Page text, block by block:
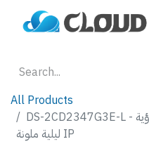
All Products
DS-2CD2347G3E-L - كاميرا داخلية هايك فيجين 4 ميغا رؤية
ليلية ملونة IP